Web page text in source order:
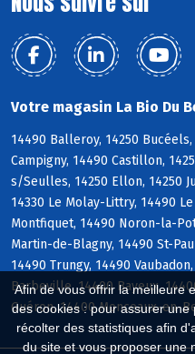
Afin de vous offrir la meilleure
des cookies : pour assurer
récolter des statistiques afin
du site et vous proposer une
Votre magasin La Bio Du
14490 Balleroy, 14250
Campigny, 14490 Castillon,
s/Seulles, 14250 Ellon, 14250
14330 Le Molay-Littry, 14490
Montfiquet, 14490 Noron-la-
Martin-de-Blagny, 14490 St-
14490 Trungy, 14490
Barbeville, 14400 Bayeux,
Guéron, 14400 Monceaux-en-